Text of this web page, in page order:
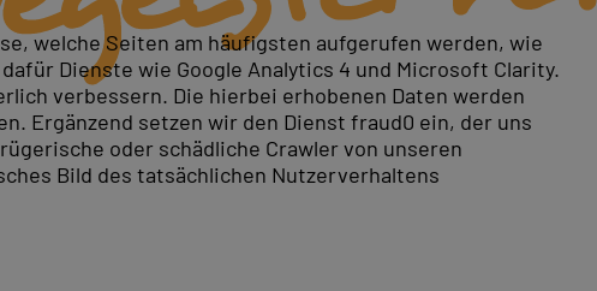
an Qualität und Service. Sie dokumentieren das
Award 2025/2026
welche Seiten am häufigsten aufgerufen werden, wie
Dienste wie Google Analytics 4 und Microsoft Clarity.
verbessern. Die hierbei erhobenen Daten werden
Ergänzend setzen wir den Dienst fraud0 ein, der uns
oder schädliche Crawler von unseren
Bild des tatsächlichen Nutzerverhaltens